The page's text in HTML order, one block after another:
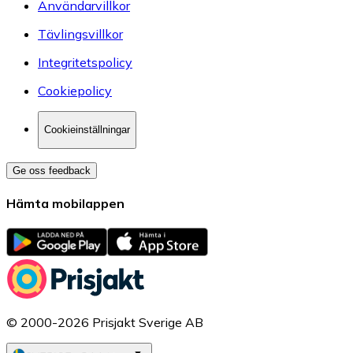
Användarvillkor
Tävlingsvillkor
Integritetspolicy
Cookiepolicy
Cookieinställningar
Ge oss feedback
Hämta mobilappen
© 2000-2026 Prisjakt Sverige AB